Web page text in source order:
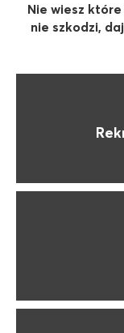
Blog
Kontakt
Nie wiesz
nie szkodzi,